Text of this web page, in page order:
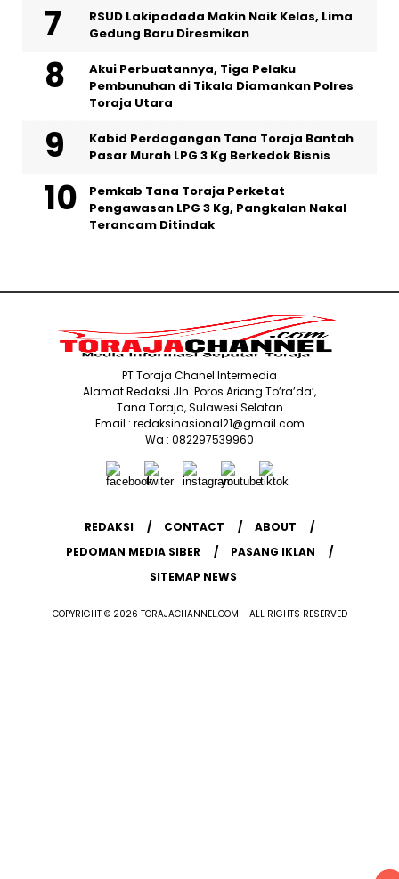
RSUD Lakipadada Makin Naik Kelas, Lima
Gedung Baru Diresmikan
Akui Perbuatannya, Tiga Pelaku
Pembunuhan di Tikala Diamankan Polres
Toraja Utara
Kabid Perdagangan Tana Toraja Bantah
Pasar Murah LPG 3 Kg Berkedok Bisnis
Pemkab Tana Toraja Perketat
Pengawasan LPG 3 Kg, Pangkalan Nakal
Terancam Ditindak
PT Toraja Chanel Intermedia
Alamat Redaksi Jln. Poros Ariang To’ra’da’,
Tana Toraja, Sulawesi Selatan
Email : redaksinasional21@gmail.com
Wa : 082297539960
REDAKSI CONTACT
ABOUT
PEDOMAN MEDIA SIBER
PASANG IKLAN
SITEMAP NEWS
COPYRIGHT © 2026 TORAJACHANNEL.COM - ALL RIGHTS RESERVED